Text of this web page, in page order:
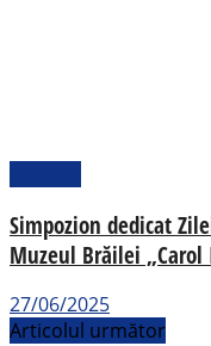
Simpozion dedicat
Muzeul Brăilei „Carol
27/06/2025
Articolul următor